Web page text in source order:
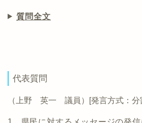
質問全文
代表質問
（上野 英一 議員）[発言方式：分